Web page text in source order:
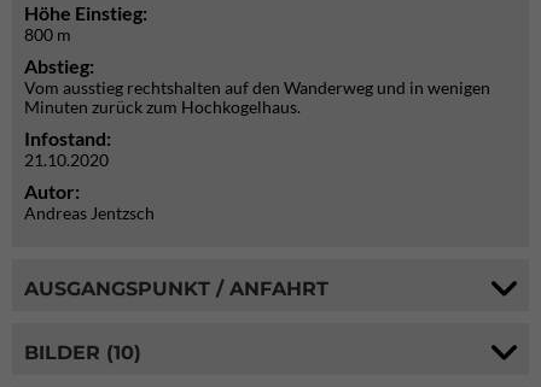
Höhe Einstieg:
800 m
Abstieg:
Vom ausstieg rechtshalten auf den Wanderweg und in wenigen
Minuten zurück zum Hochkogelhaus.
Infostand:
21.10.2020
Autor:
Andreas Jentzsch
AUSGANGSPUNKT / ANFAHRT
BILDER (10)